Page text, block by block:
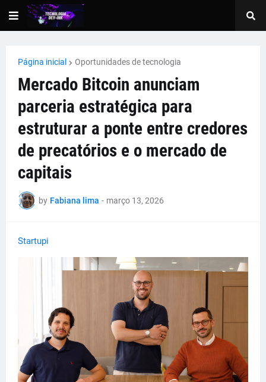
Página inicial Oportunidades de tecnologia
Mercado Bitcoin anunciam
parceria estratégica para
estruturar a ponte entre credores
de precatórios e o mercado de
capitais
by Fabiana lima - março 13, 2026
Startupi